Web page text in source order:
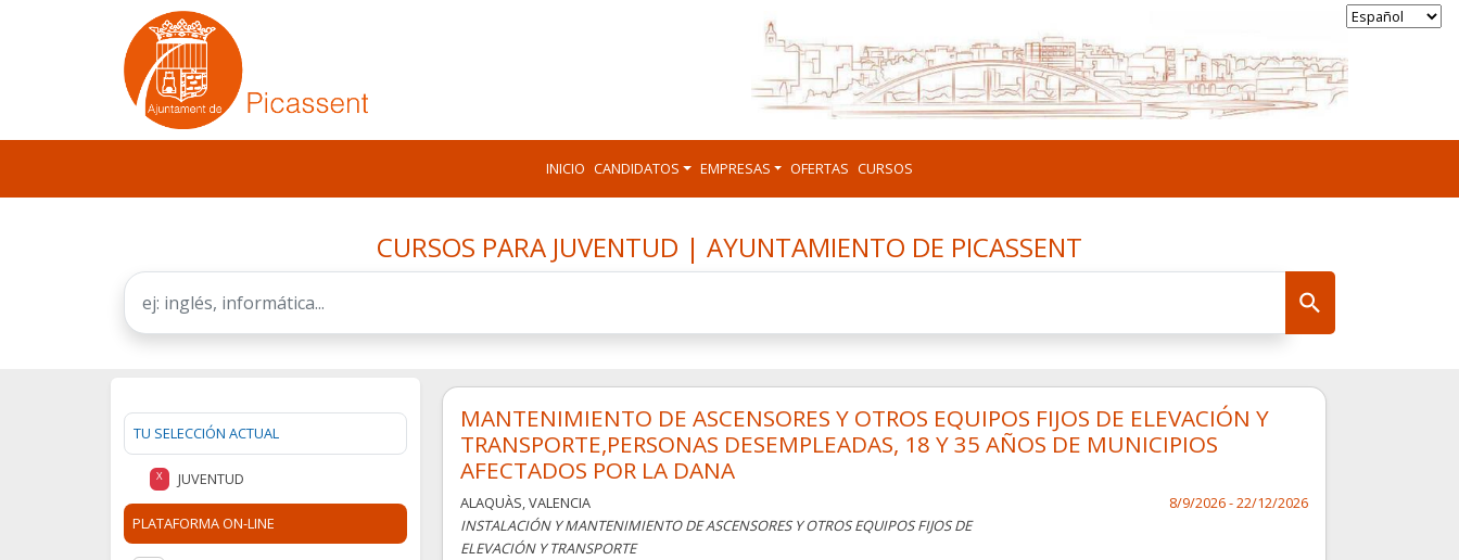
INICIO CANDIDATOS EMPRESAS OFERTAS CURSOS
CURSOS PARA JUVENTUD | AYUNTAMIENTO DE PICASSENT
TU SELECCIÓN ACTUAL
X JUVENTUD
PLATAFORMA ON-LINE
MANTENIMIENTO DE ASCENSORES Y OTROS EQUIPOS FIJOS DE ELEVACIÓN Y
TRANSPORTE,PERSONAS DESEMPLEADAS, 18 Y 35 AÑOS DE MUNICIPIOS
AFECTADOS POR LA DANA
ALAQUÀS,VALENCIA
8/9/2026 - 22/12/2026
INSTALACIÓN Y MANTENIMIENTO DE ASCENSORES Y OTROS EQUIPOS FIJOS DE
ELEVACIÓN Y TRANSPORTE